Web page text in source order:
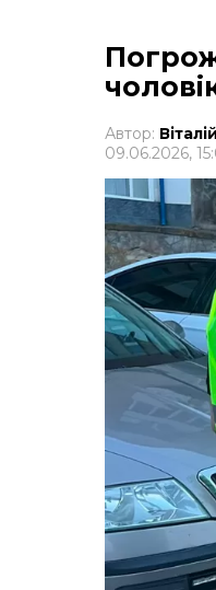
Автор:
09.06.2026,